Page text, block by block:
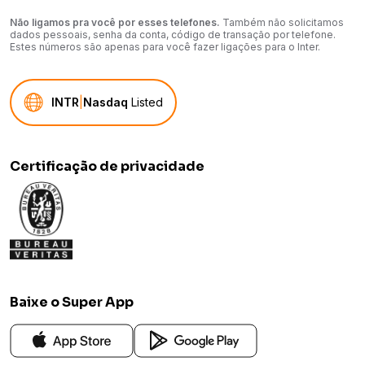
Não ligamos pra você por esses telefones. Também não solicitamos
dados pessoais, senha da conta, código de transação por telefone.
Estes números são apenas para você fazer ligações para o Inter.
INTR Nasdaq Listed
Certificação de privacidade
Baixe o Super App